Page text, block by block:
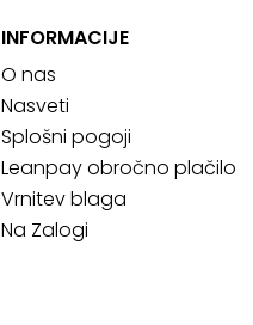
INFORMACIJE
O nas
Nasveti
Splošni pogoji
Leanpay obročno plačilo
Vrnitev blaga
Na Zalogi